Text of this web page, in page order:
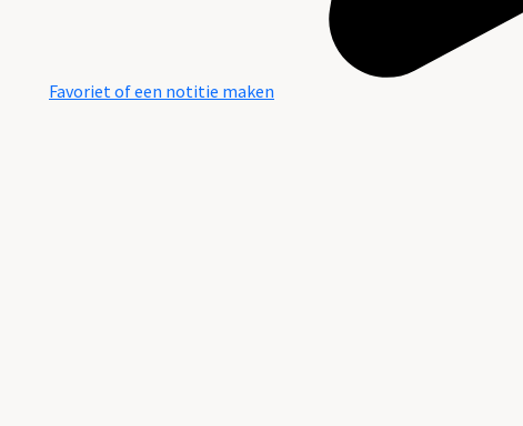
Favoriet of een notitie maken